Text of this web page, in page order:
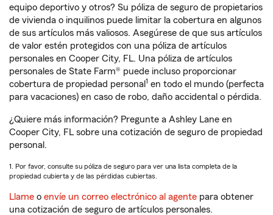
equipo deportivo y otros? Su póliza de seguro de propietarios
de vivienda o inquilinos puede limitar la cobertura en algunos
de sus artículos más valiosos. Asegúrese de que sus artículos
de valor estén protegidos con una póliza de artículos
personales en Cooper City, FL. Una póliza de artículos
personales de State Farm® puede incluso proporcionar
cobertura de propiedad personal 1 en todo el mundo (perfecta
para vacaciones) en caso de robo, daño accidental o pérdida.
¿Quiere más información? Pregunte a Ashley Lane en
Cooper City, FL sobre una cotización de seguro de propiedad
personal.
1. Por favor, consulte su póliza de seguro para ver una lista completa de la
propiedad cubierta y de las pérdidas cubiertas.
Llame o envíe un correo electrónico al agente para obtener
una cotización de seguro de artículos personales.